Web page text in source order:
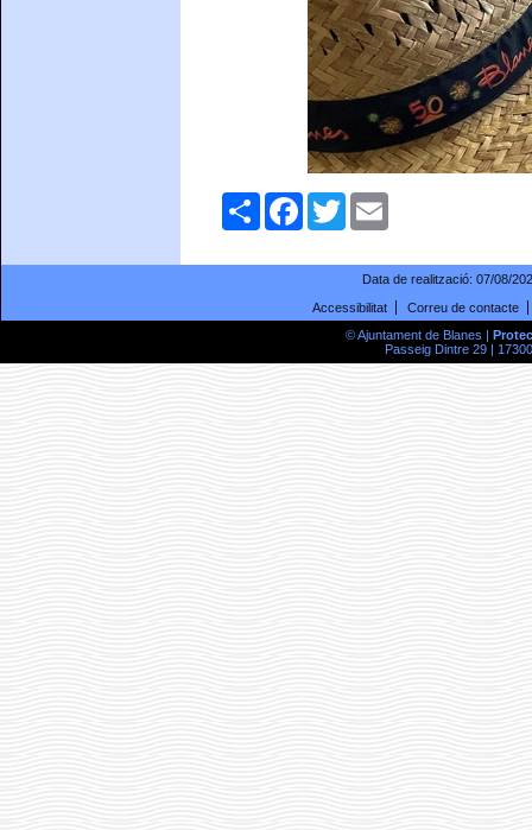
ComparteixFacebookTwitter
Data de realització: 07/08/
Accessibilitat
Correu de contacte
© Ajuntament de Blanes |
Passeig Dintre 29 |